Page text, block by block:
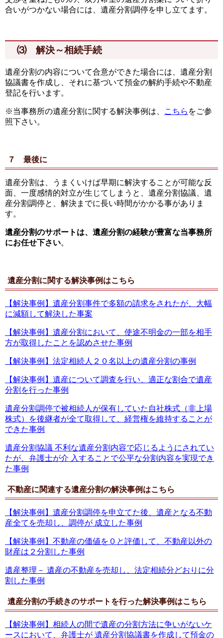
合いがつかない場合には、遺産分割調停を申し立てます。
⑶ 解決～相続手続
遺産分割の内容について合意ができた場合には、遺産分割
協議書を作成し、それに基づいて預金の解約手続や不動産
登記を行います。
※当事務所の遺産分割に関する解決事例は、 こちら をご参
照下さい。
７ 最後に
遺産分割は、うまくいけば早期に解決することが可能な反
面、一度感情的対立が生じてしまうと、遺産分割協議、遺
産分割調停と、解決までに長い時間がかかる事がありま
す。
遺産分割のサポートは、遺産分割の経験が豊富な当事務所
にお任せ下さい。
遺産分割に関する解決事例はこちら
【解決事例】遺産分割事件で多額の請求をされたが、大幅
に減額して解決した事案
【解決事例】遺産分割において、使途不明金の一部を相手
方が取得したことを認めさせた事例
【解決事例】法定相続人２０名以上の遺産分割の事例
【解決事例】遺産について調査を行い、適正な割合で遺産
分割を行った事例
遺産分割調停で被相続人が保有していた自社株式（非上場
株式）を後継者が全て取得して、経営権を維持することが
できた事例
遺産分割協議 不利な遺産分割内容で応じるようにされてい
たが、弁護士が介 入することで公平な分割内容を実現でき
た事例
不動産に関連する遺産分割の解決事例はこちら
【解決事例】遺産分割調停を申立てた後、遺産となる不動
産全てを売却し、調停が 成立した事例
【解決事例】不動産の価値を０と評価して、不動産以外の
財産は２分割した事例
遺産整理－ 遺産の不動産を売却し、法定相続分どおりに分
割した事例
遺産分割の手続きのサポートを行った解決事例はこちら
【解決事例】相続人の間で遺産の分割方法に争いがないケ
ースにおいて、弁護士が 遺産分割協議書を作成して預金の